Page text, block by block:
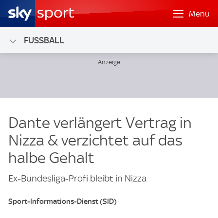
Menü
FUSSBALL
Dante verlängert Vertrag in
Nizza & verzichtet auf das
halbe Gehalt
Ex-Bundesliga-Profi bleibt in Nizza
Sport-Informations-Dienst (SID)